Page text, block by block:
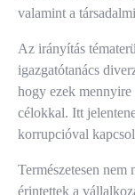
valamint a
Az irányítás
igazgatótanács
hogy ezek mennyire
célokkal. Itt
korrupcióval
Természetesen nem
érintettek a